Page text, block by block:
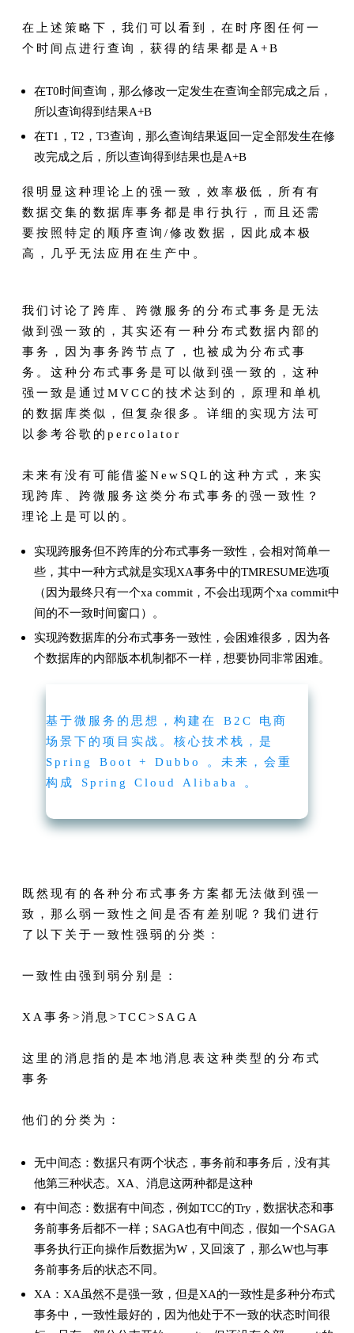
在上述策略下，我们可以看到，在时序图任何一
个时间点进行查询，获得的结果都是A+B
在T0时间查询，那么修改一定发生在查询全部完成之后，
所以查询得到结果A+B
在T1，T2，T3查询，那么查询结果返回一定全部发生在修
改完成之后，所以查询得到结果也是A+B
很明显这种理论上的强一致，效率极低，所有有
数据交集的数据库事务都是串行执行，而且还需
要按照特定的顺序查询/修改数据，因此成本极
高，几乎无法应用在生产中。
我们讨论了跨库、跨微服务的分布式事务是无法
做到强一致的，其实还有一种分布式数据内部的
事务，因为事务跨节点了，也被成为分布式事
务。这种分布式事务是可以做到强一致的，这种
强一致是通过MVCC的技术达到的，原理和单机
的数据库类似，但复杂很多。详细的实现方法可
以参考谷歌的percolator
未来有没有可能借鉴NewSQL的这种方式，来实
现跨库、跨微服务这类分布式事务的强一致性？
理论上是可以的。
实现跨服务但不跨库的分布式事务一致性，会相对简单一
些，其中一种方式就是实现XA事务中的TMRESUME选项
（因为最终只有一个xa commit，不会出现两个xa commit中
间的不一致时间窗口）。
实现跨数据库的分布式事务一致性，会困难很多，因为各
个数据库的内部版本机制都不一样，想要协同非常困难。
基于微服务的思想，构建在 B2C 电商
场景下的项目实战。核心技术栈，是
Spring Boot + Dubbo 。未来，会重
构成 Spring Cloud Alibaba 。
既然现有的各种分布式事务方案都无法做到强一
致，那么弱一致性之间是否有差别呢？我们进行
了以下关于一致性强弱的分类：
一致性由强到弱分别是：
XA事务>消息>TCC>SAGA
这里的消息指的是本地消息表这种类型的分布式
事务
他们的分类为：
无中间态：数据只有两个状态，事务前和事务后，没有其
他第三种状态。XA、消息这两种都是这种
有中间态：数据有中间态，例如TCC的Try，数据状态和事
务前事务后都不一样；SAGA也有中间态，假如一个SAGA
事务执行正向操作后数据为W，又回滚了，那么W也与事
务前事务后的状态不同。
XA：XA虽然不是强一致，但是XA的一致性是多种分布式
事务中，一致性最好的，因为他处于不一致的状态时间很